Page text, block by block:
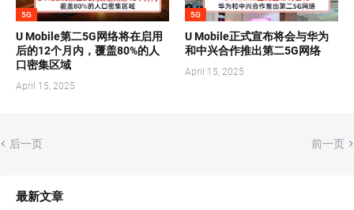
5G
U Mobile第二5G网络将在启用
后的12个月内，覆盖80%的人
口密集区域
April 15, 2025
5G
U Mobile正式宣布将会与华为
和中兴合作推出第二5G网络
April 15, 2025
后一页 前一页
最新文章